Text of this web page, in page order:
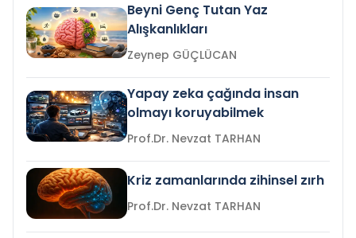
Beyni Genç Tutan Yaz
Alışkanlıkları
Zeynep GÜÇLÜCAN
Yapay zeka çağında insan
olmayı koruyabilmek
Prof.Dr. Nevzat TARHAN
Kriz zamanlarında zihinsel zırh
Prof.Dr. Nevzat TARHAN